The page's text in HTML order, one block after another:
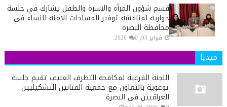
قسم شؤون المرأة والاسرة والطفل يشارك في جلسة
حوارية لمناقشة توفير المساحات الامنة للنساء في
محافظة البصرة
فبراير 03, 2026 0
ميديا
اللجنة الفرعية لمكافحة التطرف العنيف تقيم جلسة
توعوية بالتعاون مع جمعية الفنانين التشكيليين
العراقيين في البصرة